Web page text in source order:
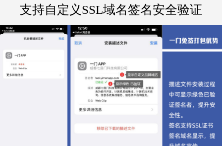
支持自定义SSL域名签名安全验证